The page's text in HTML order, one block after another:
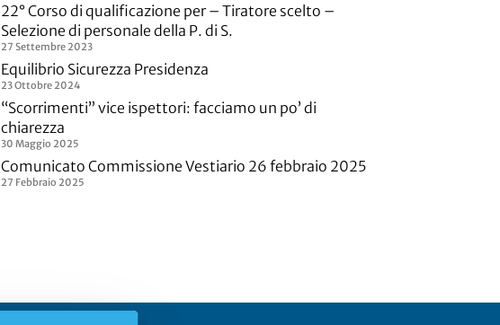
22° Corso di qualificazione per – Tiratore scelto –
Selezione di personale della P. di S.
27 Settembre 2023
Equilibrio Sicurezza Presidenza
23 Ottobre 2024
“Scorrimenti” vice ispettori: facciamo un po’ di
chiarezza
30 Maggio 2025
Comunicato Commissione Vestiario 26 febbraio 2025
27 Febbraio 2025